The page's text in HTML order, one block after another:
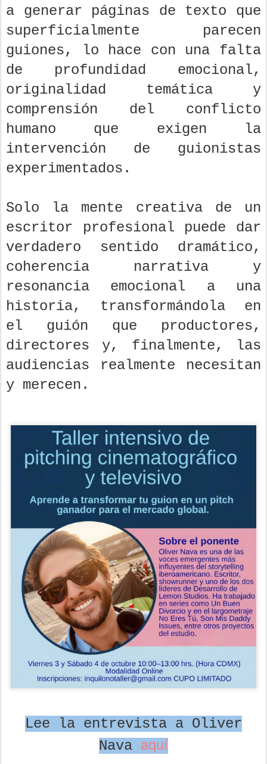
a generar páginas de texto que
superficialmente parecen
guiones, lo hace con una falta
de profundidad emocional,
originalidad temática y
comprensión del conflicto
humano que exigen la
intervención de guionistas
experimentados.
Solo la mente creativa de un
escritor profesional puede dar
verdadero sentido dramático,
coherencia narrativa y
resonancia emocional a una
historia, transformándola en
el guión que productores,
directores y, finalmente, las
audiencias realmente necesitan
y merecen.
Lee la entrevista a Oliver
Nava aquí